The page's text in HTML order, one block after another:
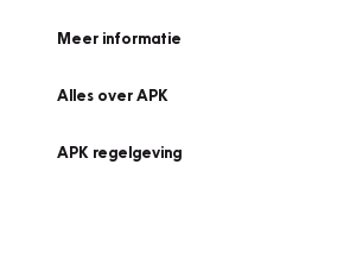
Meer informatie
Alles over APK
APK regelgeving